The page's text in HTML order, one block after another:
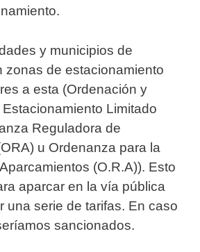
y municipios de
zonas de estacionamiento
a esta (Ordenación y
Limitado
Reguladora de
u Ordenanza para la
(O.R.A)). Esto
aparcar en la vía pública
una serie de tarifas. En caso
sancionados.